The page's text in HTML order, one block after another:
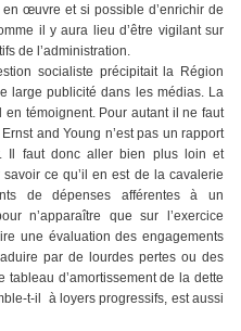
œuvre et si possible d’enrichir de
il y aura lieu d’être vigilant sur
de l’administration.
socialiste précipitait la Région
large publicité dans les médias. La
témoignent. Pour autant il ne faut
and Young n’est pas un rapport
Il faut donc aller bien plus loin et
ce qu’il en est de la cavalerie
de dépenses afférentes à un
n’apparaître que sur l’exercice
une évaluation des engagements
par de lourdes pertes ou des
d’amortissement de la dette
t-il à loyers progressifs, est aussi